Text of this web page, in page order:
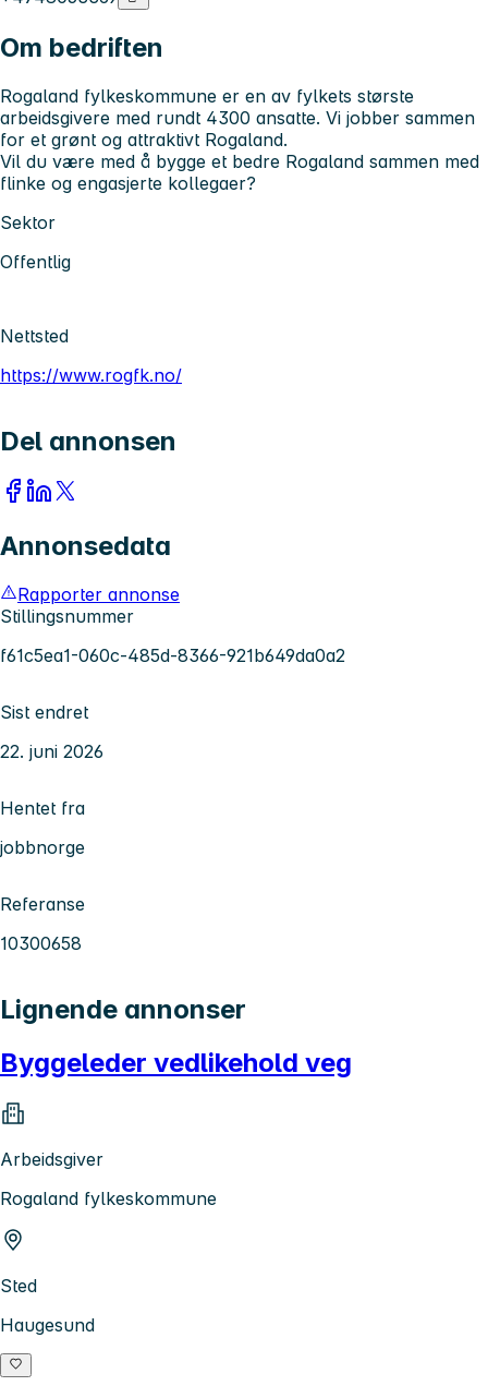
Om bedriften
Rogaland fylkeskommune er en av fylkets største
arbeidsgivere med rundt 4300 ansatte. Vi jobber sammen
for et grønt og attraktivt Rogaland.
Vil du være med å bygge et bedre Rogaland sammen med
flinke og engasjerte kollegaer?
Sektor
Offentlig
Nettsted
https://www.rogfk.no/
Del annonsen
Annonsedata
Rapporter annonse
Stillingsnummer
f61c5ea1-060c-485d-8366-921b649da0a2
Sist endret
22. juni 2026
Hentet fra
jobbnorge
Referanse
10300658
Lignende annonser
Byggeleder vedlikehold veg
Arbeidsgiver
Rogaland fylkeskommune
Sted
Haugesund